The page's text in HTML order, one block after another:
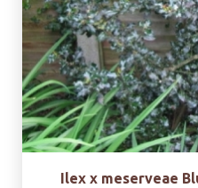
Ilex x meserveae